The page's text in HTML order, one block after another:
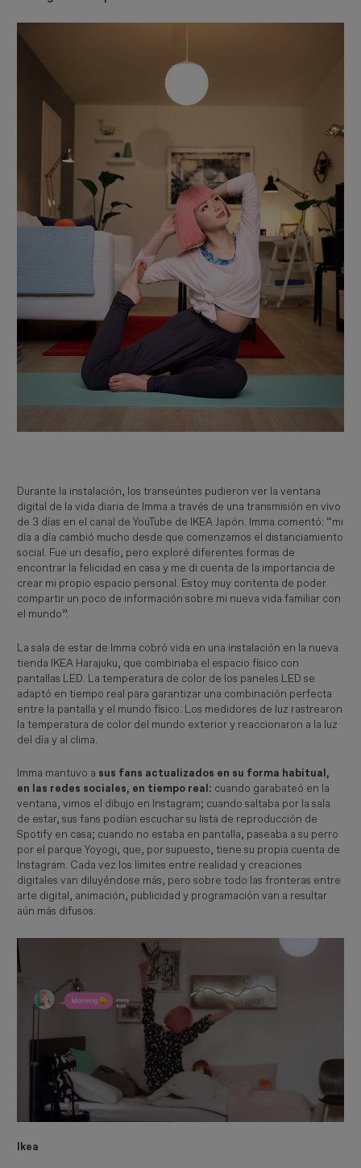
Durante la instalación, los transeúntes pudieron ver la ventana
digital de la vida diaria de Imma a través de una transmisión en vivo
de 3 días en el canal de YouTube de IKEA Japón. Imma comentó: “mi
día a día cambió mucho desde que comenzamos el distanciamiento
social. Fue un desafío, pero exploré diferentes formas de
encontrar la felicidad en casa y me di cuenta de la importancia de
crear mi propio espacio personal. Estoy muy contenta de poder
compartir un poco de información sobre mi nueva vida familiar con
el mundo”.
La sala de estar de Imma cobró vida en una instalación en la nueva
tienda IKEA Harajuku, que combinaba el espacio físico con
pantallas LED. La temperatura de color de los paneles LED se
adaptó en tiempo real para garantizar una combinación perfecta
entre la pantalla y el mundo físico. Los medidores de luz rastrearon
la temperatura de color del mundo exterior y reaccionaron a la luz
del día y al clima.
Imma mantuvo a sus fans actualizados en su forma habitual,
en las redes sociales, en tiempo real: cuando garabateó en la
ventana, vimos el dibujo en Instagram; cuando saltaba por la sala
de estar, sus fans podían escuchar su lista de reproducción de
Spotify en casa; cuando no estaba en pantalla, paseaba a su perro
por el parque Yoyogi, que, por supuesto, tiene su propia cuenta de
Instagram. Cada vez los límites entre realidad y creaciones
digitales van diluyéndose más, pero sobre todo las fronteras entre
arte digital, animación, publicidad y programación van a resultar
aún más difusos.
Ikea